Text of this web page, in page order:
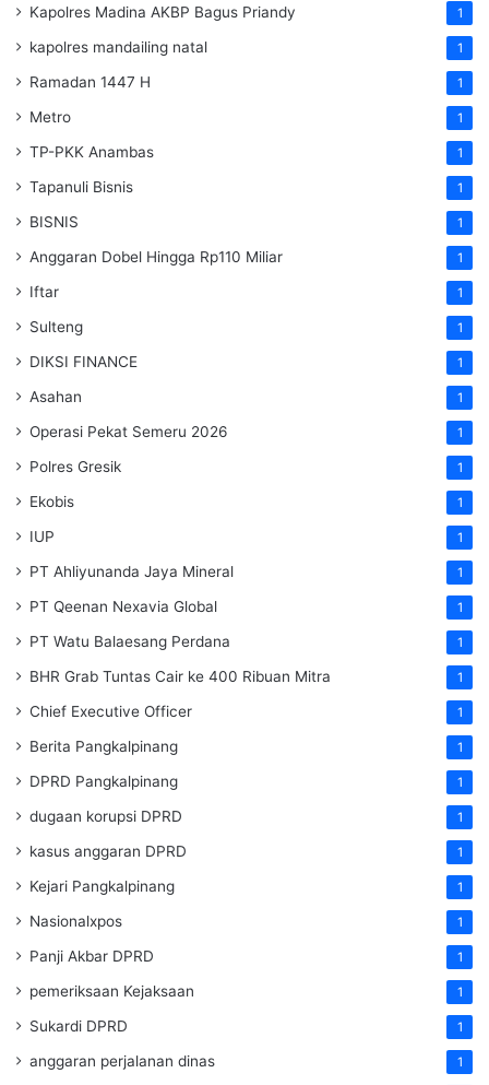
Kapolres Madina AKBP Bagus Priandy 1
kapolres mandailing natal 1
Ramadan 1447 H 1
Metro 1
TP-PKK Anambas 1
Tapanuli Bisnis 1
BISNIS 1
Anggaran Dobel Hingga Rp110 Miliar 1
Iftar 1
Sulteng 1
DIKSI FINANCE 1
Asahan 1
Operasi Pekat Semeru 2026 1
Polres Gresik 1
Ekobis 1
IUP 1
PT Ahliyunanda Jaya Mineral 1
PT Qeenan Nexavia Global 1
PT Watu Balaesang Perdana 1
BHR Grab Tuntas Cair ke 400 Ribuan Mitra 1
Chief Executive Officer 1
Berita Pangkalpinang 1
DPRD Pangkalpinang 1
dugaan korupsi DPRD 1
kasus anggaran DPRD 1
Kejari Pangkalpinang 1
Nasionalxpos 1
Panji Akbar DPRD 1
pemeriksaan Kejaksaan 1
Sukardi DPRD 1
anggaran perjalanan dinas 1